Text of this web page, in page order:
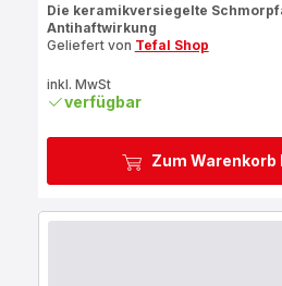
Zum Warenkorb
Die keramikversiegelte
Antihaftwirkung
Geliefert von Tefal Shop
inkl. MwSt
verfügbar